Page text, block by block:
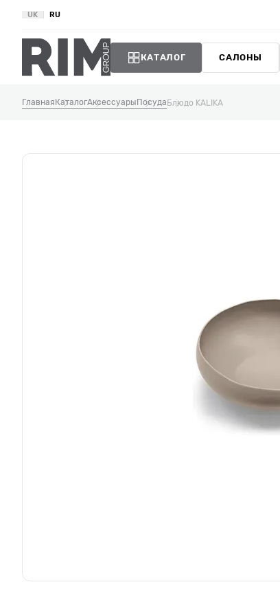
UK RU
КАТАЛОГ САЛОНЫ
Главная КаталогАксессуары ПосудаБлюдо KALIKA